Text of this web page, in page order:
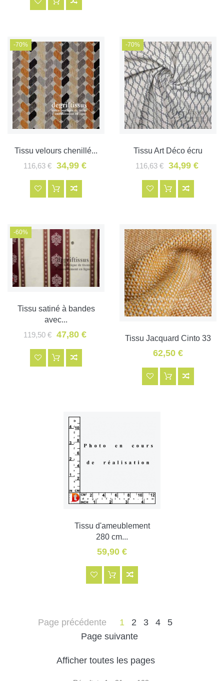
-70%
Tissu velours chenillé...
116,63 €
34,99 €
-70%
Tissu Art Déco écru
116,63 €
34,99 €
-60%
Tissu satiné à bandes
avec...
119,50 €
47,80 € Tissu Jacquard Cinto 33
62,50 €
Tissu d'ameublement
280 cm...
59,90 €
Page précédente 1 2 3 4
5
Page suivante
Afficher toutes les pages